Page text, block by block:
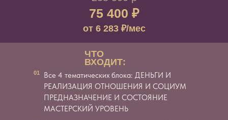
75 400 ₽
от 6 283 ₽/мес
ЧТО
ВХОДИТ:
01
Все 4 тематических блока: ДЕНЬГИ И
РЕАЛИЗАЦИЯ ОТНОШЕНИЯ И СОЦИУМ
ПРЕДНАЗНАЧЕНИЕ И СОСТОЯНИЕ
МАСТЕРСКИЙ УРОВЕНЬ